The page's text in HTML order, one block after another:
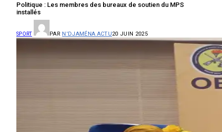
Politique : Les membres des bureaux de soutien du MPS
installés
SPORT PAR N'DJAMÉNA ACTU20 JUIN 2025